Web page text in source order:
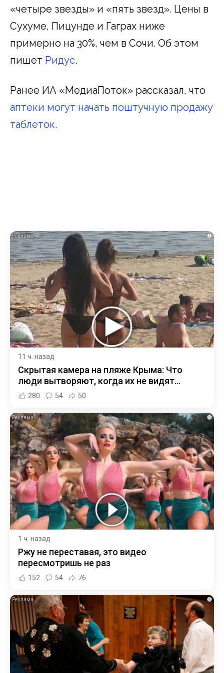
«четыре звезды» и «пять звезд». Цены в
Сухуме, Пицунде и Гаграх ниже
примерно на 30%, чем в Сочи. Об этом
пишет Ридус.
Ранее ИА «МедиаПоток» рассказал, что
аптеки могут начать поштучную продажу
таблеток.
i
11 ч. назад
Скрытая камера на пляже Крыма: Что
люди вытворяют, когда их не видят...
280 54 50
i
1 ч. назад
Ржу не переставая, это видео
пересмотришь не раз
152 54 76
i